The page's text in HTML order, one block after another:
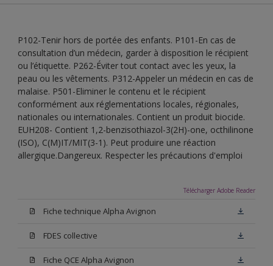
P102-Tenir hors de portée des enfants. P101-En cas de
consultation d’un médecin, garder à disposition le récipient
ou l’étiquette. P262-Éviter tout contact avec les yeux, la
peau ou les vêtements. P312-Appeler un médecin en cas de
malaise. P501-Eliminer le contenu et le récipient
conformément aux réglementations locales, régionales,
nationales ou internationales. Contient un produit biocide.
EUH208- Contient 1,2-benzisothiazol-3(2H)-one, octhilinone
(ISO), C(M)IT/MIT(3-1). Peut produire une réaction
allergique.Dangereux. Respecter les précautions d'emploi
Télécharger Adobe Reader
Fiche technique Alpha Avignon
FDES collective
Fiche QCE Alpha Avignon